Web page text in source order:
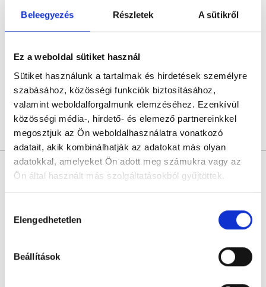
Beleegyezés Részletek A sütikről
Ez a weboldal sütiket használ
Sütiket használunk a tartalmak és hirdetések személyre
szabásához, közösségi funkciók biztosításához,
valamint weboldalforgalmunk elemzéséhez. Ezenkívül
közösségi média-, hirdető- és elemező partnereinkkel
megosztjuk az Ön weboldalhasználatra vonatkozó
adatait, akik kombinálhatják az adatokat más olyan
adatokkal, amelyeket Ön adott meg számukra vagy az
Ön által használt más szolgáltatásokból gyűjtöttek.
szabályzat:https://foglaljorvost.hu/info/foglaljorvost-
kiválasztása
Elengedhetetlen
Beállítások
Pszichológus
0.0
Online konzultáció
Következő időpont:augusztus 12.
Árlista Összes időpont
Dr. Orendt Jácint
Nőgyógyász